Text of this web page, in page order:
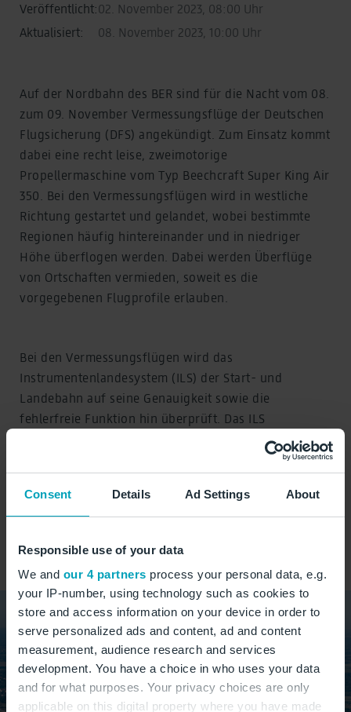
Consent Details Ad Settings About
Responsible use of your data
We and our 4 partners process your personal data, e.g.
your IP-number, using technology such as cookies to
store and access information on your device in order to
serve personalized ads and content, ad and content
measurement, audience research and services
development. You have a choice in who uses your data
and for what purposes. Your privacy choices are only
applicable on this digital property where you have made
Veröffentlicht:02. November 2023, 08:00 Uhr
Aktualisiert:
08. November 2023, 10:00 Uhr
Auf der Nordbahn des BER sind für die Nacht vom 08.
zum 09. November Vermessungsflüge der Deutschen
Flugsicherung (DFS) angekündigt. Zum Einsatz kommt
dabei eine recht leise, zweimotorige
Propellermaschine vom Typ Beechcraft Super King Air
350. Bei den Vermessungsflügen wird in westliche
Richtung gestartet und gelandet, wobei bestimmte
Regionen häufig hintereinander und in niedriger
Höhe überflogen werden. Dabei werden Überflüge
von Ortschaften vermieden, soweit es die
vorgegebenen Flugprofile erlauben.
Bei den Vermessungsflügen wird das
Instrumentenlandesystem (ILS) der Start- und
Landebahn auf seine Genauigkeit sowie die
fehlerfreie Funktion hin überprüft. Das ILS
unterstützt den Piloten im täglichen Flugbetrieb bei
Boden, die während der Landung Informationen über
den Anflugkurs und Gleitwinkel an das Cockpit des